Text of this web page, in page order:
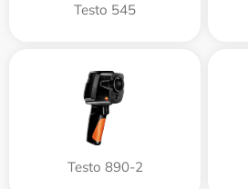
Testo 545
Testo 890-2